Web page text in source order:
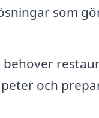
som
och